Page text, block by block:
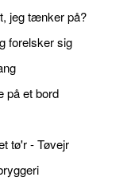
jeg tænker på?
forelsker sig
på et bord
tø'r - Tøvejr